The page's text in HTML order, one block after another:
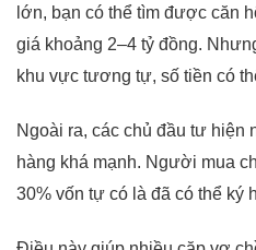
lớn, bạn có thể tìm được căn
giá khoảng 2–4 tỷ đồng.
khu vực tương tự, số tiền có
Ngoài ra, các chủ đầu tư hiện
hàng khá mạnh. Người mua
30% vốn tự có là đã có thể ký